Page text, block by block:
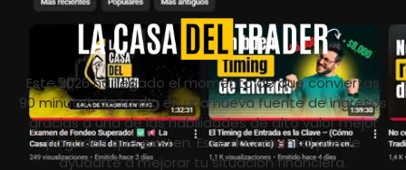
Este 2026 ha llegado el momento de que conviertas
90 minutos de tu día en una nueva fuente de ingresos
gracias a una de las habilidades de alto valor mejor
pagadas que existen. Este documental puede
ayudarte a mejorar tu situación financiera.